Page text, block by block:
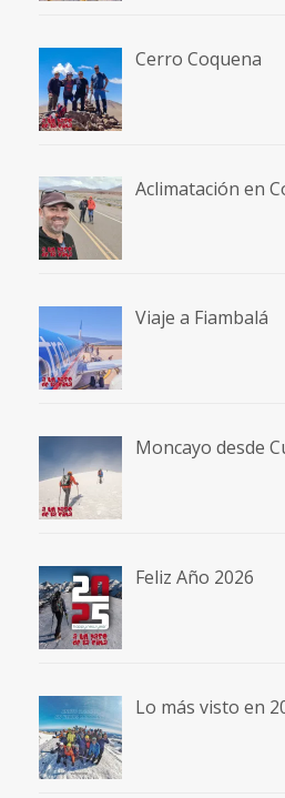
Cerro Coquena
Aclimatación en
Viaje a Fiambalá
Moncayo desde
Feliz Año 2026
Lo más visto en